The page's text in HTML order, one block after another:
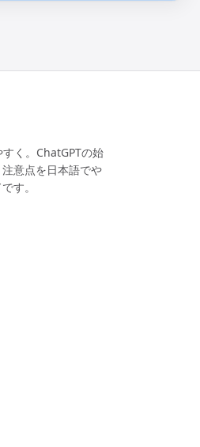
く。ChatGPTの始
意点を日本語でや
す。